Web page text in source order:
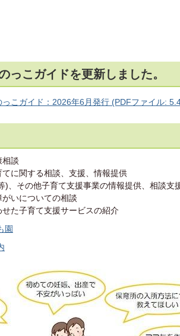
っこガイドを更新しました。
こガイド：2026年6月発行 (PDFファイル:
相談
に関する相談、支援、情報提供
)、その他子育て支援事業の情報提供、相談支
いについての相談
た子育て支援サービスの紹介
園